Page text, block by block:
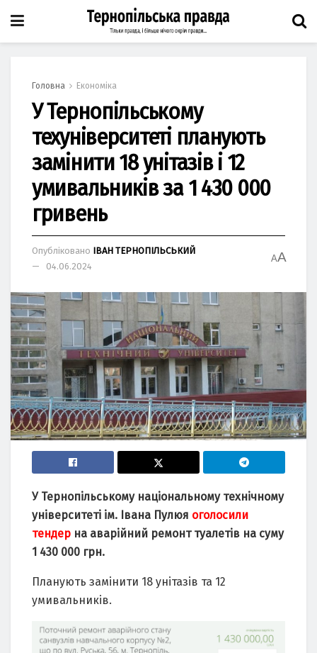
Головна Економіка
У Тернопільському
техуніверситеті планують
замінити 18 унітазів і 12
умивальників за 1 430 000
гривень
Опубліковано ІВАН ТЕРНОПІЛЬСЬКИЙ
04.06.2024
AA
У Тернопільському національному технічному
університеті ім. Івана Пулюя оголосили
тендер на аварійний ремонт туалетів на суму
1 430 000 грн.
Планують замінити 18 унітазів та 12
умивальників.